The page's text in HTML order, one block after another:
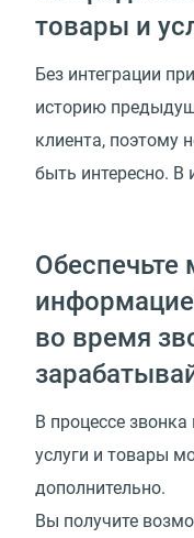
товары и
Без интеграции
историю
клиента, поэтому
быть интересно. В
во время
В процессе
услуги и товары
дополнительно.
Вы получите